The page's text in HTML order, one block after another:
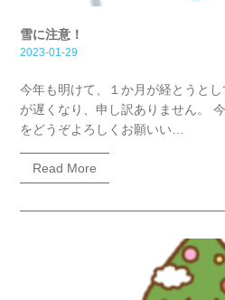
雪に注意！
2023-01-29
今年も明けて、１か月が経とうと
が遅くなり、申し訳ありません。
をどうぞよろしくお願いい…
Read More